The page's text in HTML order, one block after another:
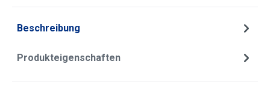
Beschreibung
Produkteigenschaften